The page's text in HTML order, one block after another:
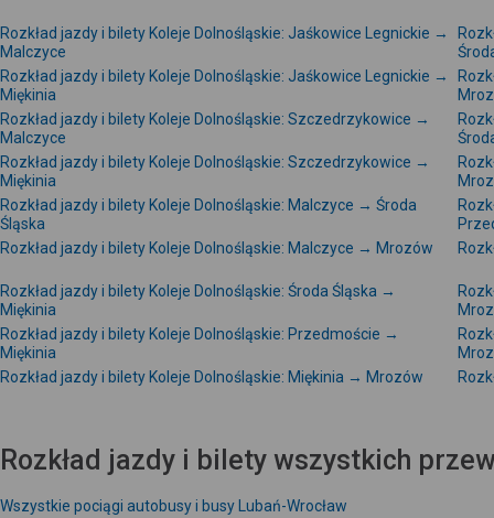
Rozkład jazdy i bilety Koleje Dolnośląskie: Jaśkowice Legnickie →
Malczyce
Rozkład jazdy i bilety Koleje Dolnośląskie: Jaśkowice Legnickie →
Miękinia
Rozkład jazdy i bilety Koleje Dolnośląskie: Szczedrzykowice →
Malczyce
Rozkład jazdy i bilety Koleje Dolnośląskie: Szczedrzykowice →
Miękinia
Rozkład jazdy i bilety Koleje Dolnośląskie: Malczyce → Środa
Śląska
Rozkład jazdy i bilety Koleje Dolnośląskie: Malczyce → Mrozów
Rozkład jazdy i bilety Koleje Dolnośląskie: Środa Śląska →
Miękinia
Rozkład jazdy i bilety Koleje Dolnośląskie: Przedmoście →
Miękinia
Rozkład jazdy i bilety Koleje Dolnośląskie: Miękinia → Mrozów
Rozkład jazdy i bilety wszystkich
Wszystkie pociągi autobusy i busy Lubań-Wrocław